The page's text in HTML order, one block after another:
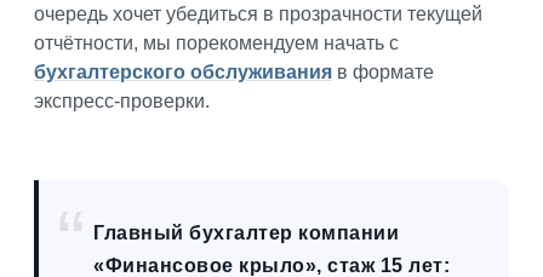
очередь хочет убедиться в прозрачности текущей
отчётности, мы порекомендуем начать с
бухгалтерского обслуживания в формате
экспресс-проверки.
Главный бухгалтер компании
«Финансовое крыло», стаж 15 лет: